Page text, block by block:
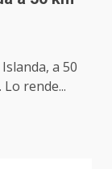
a 50
rende...